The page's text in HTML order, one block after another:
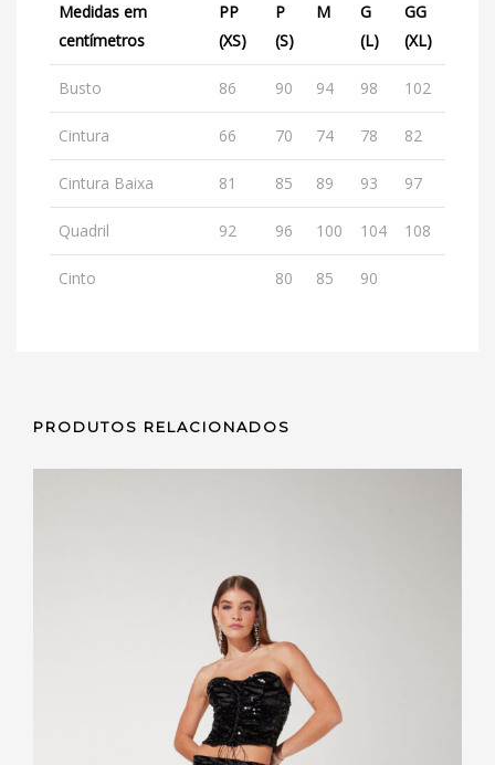
Medidas em
centímetros
PP
(XS)
P
(S)
M
G
(L)
GG
(XL)
Busto 86 90 94 98 102
Cintura 66 70 74 78 82
Cintura Baixa 81 85 89 93 97
Quadril 92 96 100 104 108
Cinto 80 85 90
PRODUTOS RELACIONADOS